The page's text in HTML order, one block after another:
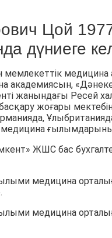
Цой
дүниеге
мемлекеттік
академиясын,
жанындағы Ресей
жоғары
медицина
ЖШС бас
медицина
медицина